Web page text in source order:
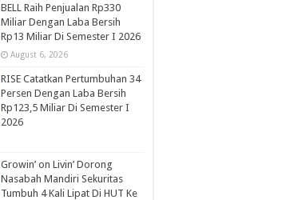
BELL Raih Penjualan Rp330
Miliar Dengan Laba Bersih
Rp13 Miliar Di Semester I 2026
August 6, 2026
RISE Catatkan Pertumbuhan 34
Persen Dengan Laba Bersih
Rp123,5 Miliar Di Semester I
2026
Growin’ on Livin’ Dorong
Nasabah Mandiri Sekuritas
Tumbuh 4 Kali Lipat Di HUT Ke